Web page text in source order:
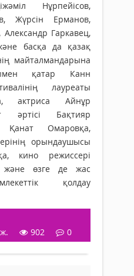
Нұрпейісов,
Жүрсін Ерманов,
Гаркавец,
басқа да қазақ
майталмандарына
қатар Канн
лауреаты
актриса Айнұр
әртісі Бақтияр
Қанат Омаровқа,
орындаушысы
кино режиссері
және өзге де жас
қолдау
902 0